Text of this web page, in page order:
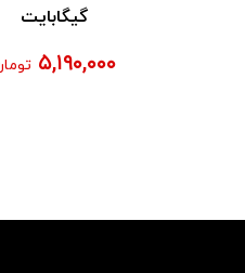
گیگابایت
۵,۱۹۰,۰۰۰